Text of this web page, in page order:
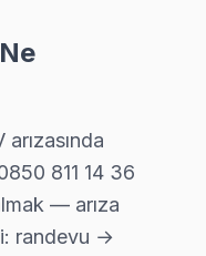
811 14 36
— arıza
randevu →